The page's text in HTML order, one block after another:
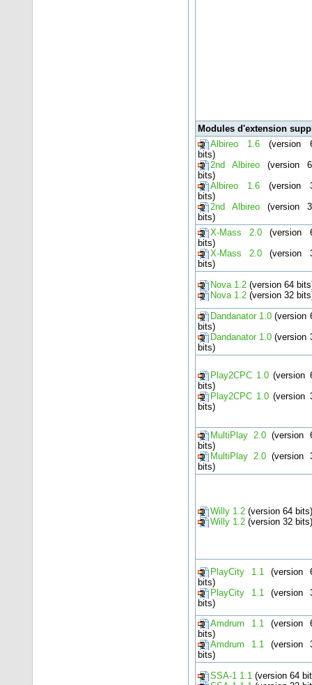
Modules d'extension
Albireo 1.6(version
bits)
2nd Albireo(version
bits)
Albireo 1.6(version
bits)
2nd Albireo(version
bits)
X-Mass 2.0(version
bits)
X-Mass 2.0(version
bits)
Nova 1.2(version 64
Nova 1.2(version 32
Dandanator 1.0(version
bits)
Dandanator 1.0(version
bits)
Play2CPC 1.0(version
bits)
Play2CPC 1.0(version
bits)
MultiPlay 2.0(version
bits)
MultiPlay 2.0(version
bits)
Willy 1.2(version 64 bits)
Willy 1.2(version 32 bits)
PlayCity 1.1
(version
bits)
PlayCity 1.1
(version
bits)
Amdrum 1.1
(version
bits)
Amdrum 1.1
(version
bits)
SSA-1 1.1 (version 64